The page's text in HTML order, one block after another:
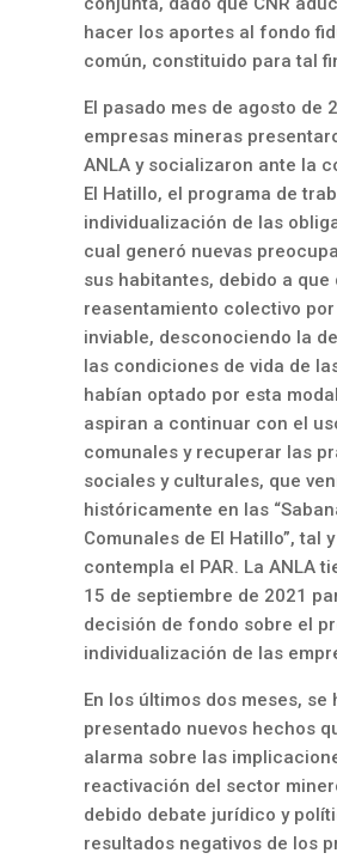
hacer los aportes al fondo
común, constituido para tal
El pasado mes de agosto de
empresas mineras
ANLA y socializaron ante la
El Hatillo, el programa de
individualización de las
cual generó nuevas
sus habitantes, debido a que
reasentamiento colectivo
inviable, desconociendo la
las condiciones de vida de
habían optado por esta
aspiran a continuar con el
comunales y recuperar las
sociales y culturales, que
históricamente en las
Comunales de El Hatillo”, tal
contempla el PAR. La ANLA
15 de septiembre de 2021
decisión de fondo sobre el
individualización de las
En los últimos dos meses, se
presentado nuevos hechos
alarma sobre las
reactivación del sector
debido debate jurídico y
resultados negativos de los